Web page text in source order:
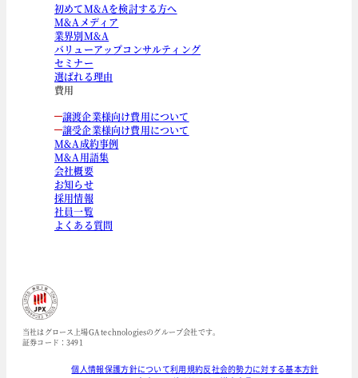
初めてM&Aを検討する方へ
M&Aメディア
業界別M&A
バリューアップコンサルティング
セミナー
選ばれる理由
費用
譲渡企業様向け費用について
譲受企業様向け費用について
M&A成約事例
M&A用語集
会社概要
お知らせ
採用情報
社員一覧
よくある質問
当社はグロース上場GA technologiesのグループ会社です。
証券コード：3491
個人情報保護方針について利用規約反社会的勢力に対する基本方針